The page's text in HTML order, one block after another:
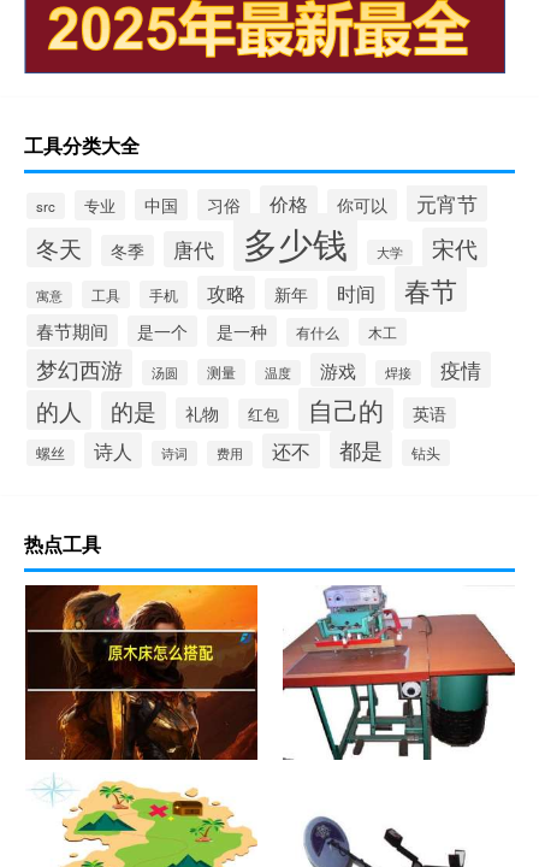
工具分类大全
src 专业 中国 习俗 价格 你可以 元宵节
冬天 冬季 唐代 多少钱 大学 宋代
寓意 工具 手机 攻略 新年 时间 春节
春节期间 是一个 是一种 有什么 木工
梦幻西游 汤圆 测量 温度 游戏 焊接 疫情
的人 的是 礼物 红包 自己的 英语
螺丝 诗人 诗词 费用 还不 都是 钻头
热点工具
原木床怎么搭配